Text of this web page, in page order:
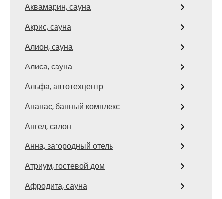
Аквамарин, сауна
Акрис, сауна
Алион, сауна
Алиса, сауна
Альфа, автотехцентр
Ананас, банный комплекс
Ангел, салон
Анна, загородный отель
Атриум, гостевой дом
Афродита, сауна